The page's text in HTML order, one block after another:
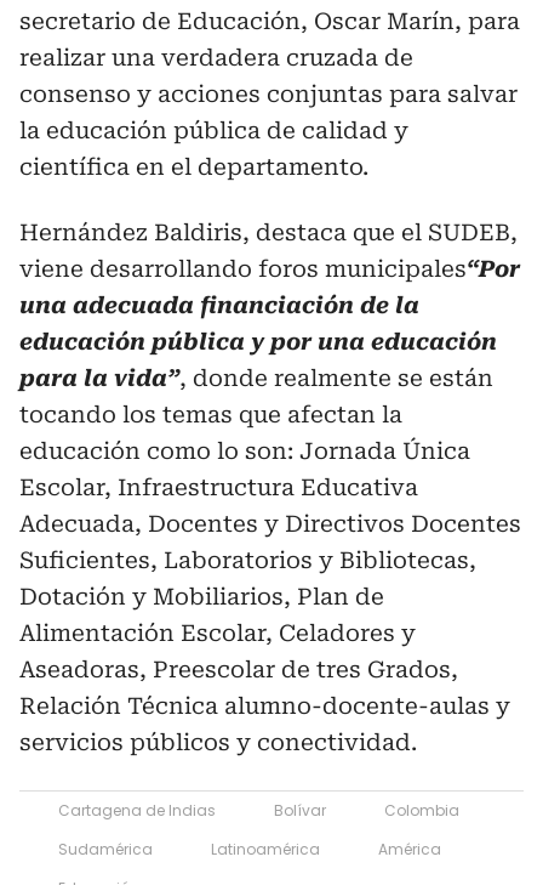
secretario de Educación, Oscar Marín, para
realizar una verdadera cruzada de
consenso y acciones conjuntas para salvar
la educación pública de calidad y
científica en el departamento.
Hernández Baldiris, destaca que el SUDEB,
viene desarrollando foros municipales“Por
una adecuada financiación de la
educación pública y por una educación
para la vida”, donde realmente se están
tocando los temas que afectan la
educación como lo son: Jornada Única
Escolar, Infraestructura Educativa
Adecuada, Docentes y Directivos Docentes
Suficientes, Laboratorios y Bibliotecas,
Dotación y Mobiliarios, Plan de
Alimentación Escolar, Celadores y
Aseadoras, Preescolar de tres Grados,
Relación Técnica alumno-docente-aulas y
servicios públicos y conectividad.
Cartagena de Indias Bolívar
Colombia
Sudamérica
Latinoamérica
América